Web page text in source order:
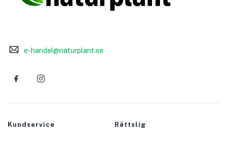
e-handel@naturplant.se
Kundservice Rättslig